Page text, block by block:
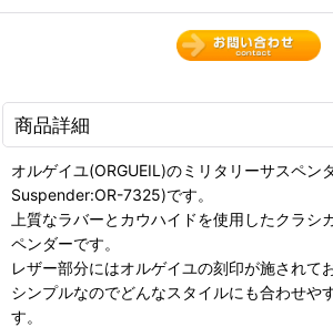
商品詳細
オルゲイユ(ORGUEIL)のミリタリーサスペン
Suspender:OR-7325)です。
上質なラバーとカウハイドを使用したクラシ
ペンダーです。
レザー部分にはオルゲイユの刻印が施されて
シンプルなのでどんなスタイルにも合わせや
す。